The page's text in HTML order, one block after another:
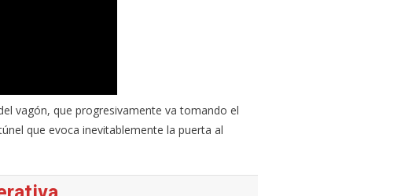
vagón, que progresivamente va tomando el
que evoca inevitablemente la puerta al